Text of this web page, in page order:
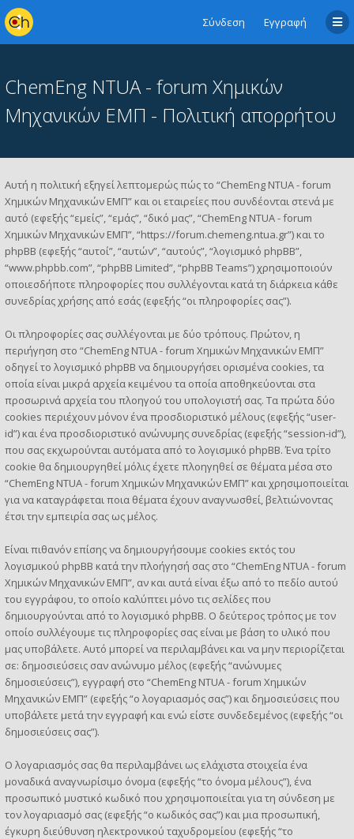
Σύνδεση Εγγραφή
ChemEng NTUA - forum Χημικών
Μηχανικών ΕΜΠ - Πολιτική απορρήτου
Αυτή η πολιτική εξηγεί λεπτομερώς πώς το “ChemEng NTUA - forum
Χημικών Μηχανικών ΕΜΠ” και οι εταιρείες που συνδέονται στενά με
αυτό (εφεξής “εμείς”, “εμάς”, “δικό μας”, “ChemEng NTUA - forum
Χημικών Μηχανικών ΕΜΠ”, “https://forum.chemeng.ntua.gr”) και το
phpBB (εφεξής “αυτοί”, “αυτών”, “αυτούς”, “λογισμικό phpBB”,
“www.phpbb.com”, “phpBB Limited”, “phpBB Teams”) χρησιμοποιούν
οποιεσδήποτε πληροφορίες που συλλέγονται κατά τη διάρκεια κάθε
συνεδρίας χρήσης από εσάς (εφεξής “οι πληροφορίες σας”).
Οι πληροφορίες σας συλλέγονται με δύο τρόπους. Πρώτον, η
περιήγηση στο “ChemEng NTUA - forum Χημικών Μηχανικών ΕΜΠ”
οδηγεί το λογισμικό phpBB να δημιουργήσει ορισμένα cookies, τα
οποία είναι μικρά αρχεία κειμένου τα οποία αποθηκεύονται στα
προσωρινά αρχεία του πλοηγού του υπολογιστή σας. Τα πρώτα δύο
cookies περιέχουν μόνον ένα προσδιοριστικό μέλους (εφεξής “user-
id”) και ένα προσδιοριστικό ανώνυμης συνεδρίας (εφεξής “session-id”),
που σας εκχωρούνται αυτόματα από το λογισμικό phpBB. Ένα τρίτο
cookie θα δημιουργηθεί μόλις έχετε πλοηγηθεί σε θέματα μέσα στο
“ChemEng NTUA - forum Χημικών Μηχανικών ΕΜΠ” και χρησιμοποιείται
για να καταγράφεται ποια θέματα έχουν αναγνωσθεί, βελτιώνοντας
έτσι την εμπειρία σας ως μέλος.
Είναι πιθανόν επίσης να δημιουργήσουμε cookies εκτός του
λογισμικού phpBB κατά την πλοήγησή σας στο “ChemEng NTUA - forum
Χημικών Μηχανικών ΕΜΠ”, αν και αυτά είναι έξω από το πεδίο αυτού
του εγγράφου, το οποίο καλύπτει μόνο τις σελίδες που
δημιουργούνται από το λογισμικό phpBB. Ο δεύτερος τρόπος με τον
οποίο συλλέγουμε τις πληροφορίες σας είναι με βάση το υλικό που
μας υποβάλετε. Αυτό μπορεί να περιλαμβάνει και να μην περιορίζεται
σε: δημοσιεύσεις σαν ανώνυμο μέλος (εφεξής “ανώνυμες
δημοσιεύσεις”), εγγραφή στο “ChemEng NTUA - forum Χημικών
Μηχανικών ΕΜΠ” (εφεξής “ο λογαριασμός σας”) και δημοσιεύσεις που
υποβάλετε μετά την εγγραφή και ενώ είστε συνδεδεμένος (εφεξής “οι
δημοσιεύσεις σας”).
Ο λογαριασμός σας θα περιλαμβάνει ως ελάχιστα στοιχεία ένα
μοναδικά αναγνωρίσιμο όνομα (εφεξής “το όνομα μέλους”), ένα
προσωπικό μυστικό κωδικό που χρησιμοποιείται για τη σύνδεση με
τον λογαριασμό σας (εφεξής “ο κωδικός σας”) και μια προσωπική,
έγκυρη διεύθυνση ηλεκτρονικού ταχυδρομείου (εφεξής “το